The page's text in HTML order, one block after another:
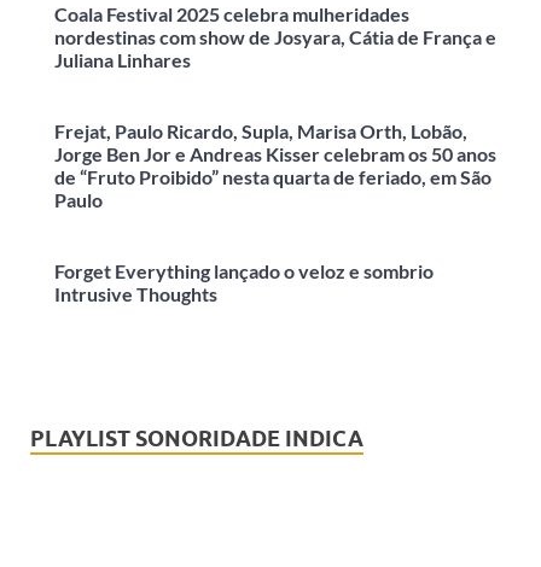
Coala Festival 2025 celebra mulheridades
nordestinas com show de Josyara, Cátia de França e
Juliana Linhares
Frejat, Paulo Ricardo, Supla, Marisa Orth, Lobão,
Jorge Ben Jor e Andreas Kisser celebram os 50 anos
de “Fruto Proibido” nesta quarta de feriado, em São
Paulo
Forget Everything lançado o veloz e sombrio
Intrusive Thoughts
PLAYLIST SONORIDADE INDICA